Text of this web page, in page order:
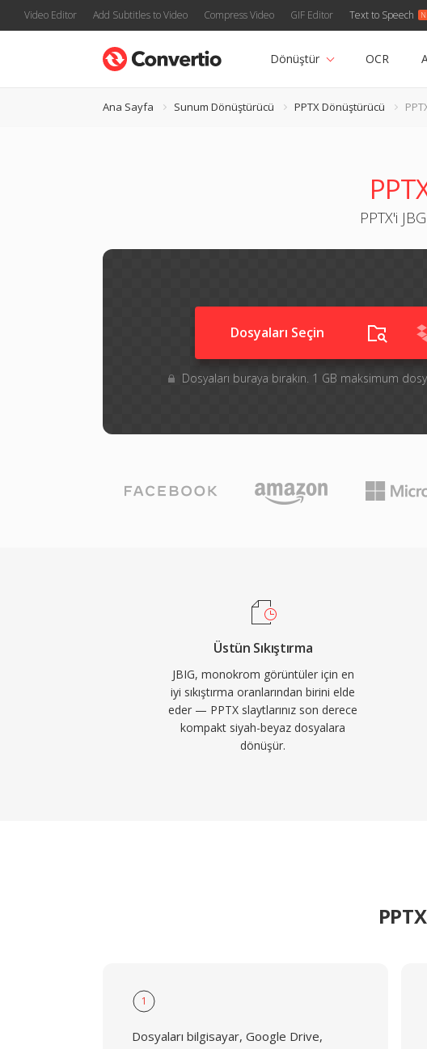
Video Editor Add Subtitles to Video Compress Video GIF Editor Text to Speech
Dönüştür OCR
Ana Sayfa Sunum Dönüştürücü PPTX Dönüştürücü
PPTX'i
Dosyaları Seçin
Dosyaları buraya bırakın. 1 GB maksimum
Üstün Sıkıştırma
JBIG, monokrom görüntüler için en
iyi sıkıştırma oranlarından birini elde
eder — PPTX slaytlarınız son derece
kompakt siyah-beyaz dosyalara
dönüşür.
1
Dosyaları bilgisayar, Google Drive,